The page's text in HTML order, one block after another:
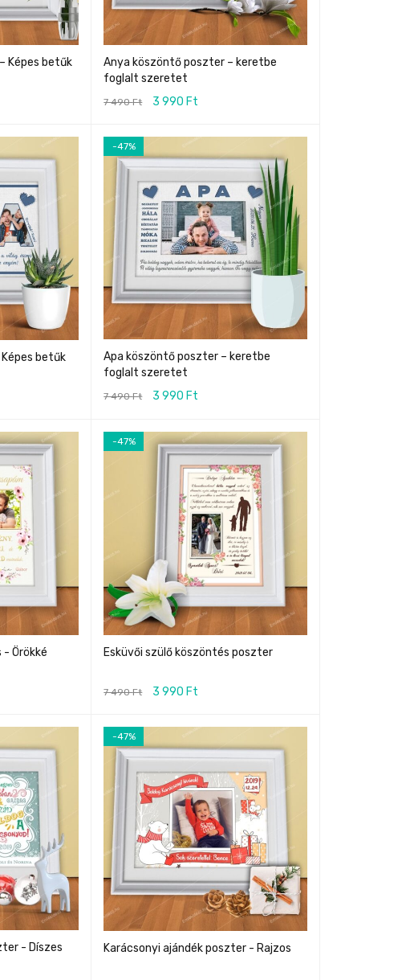
Képes betűk
Anya köszöntő poszter – keretbe
foglalt szeretet
7 490Ft 3 990 Ft
betűk
-47%
Apa köszöntő poszter – keretbe
foglalt szeretet
7 490Ft 3 990 Ft
- Örökké
-47%
Esküvői szülő köszöntés poszter
7 490Ft 3 990Ft
- Díszes
-47%
Karácsonyi ajándék poszter - Rajzos